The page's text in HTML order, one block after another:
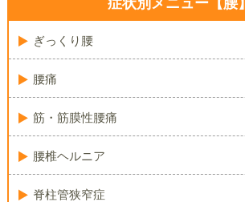
ぎっくり腰
腰痛
筋・筋膜性腰痛
腰椎ヘルニア
脊柱管狭窄症